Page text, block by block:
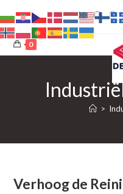
naar
inhoud
0
>
Verhoog de